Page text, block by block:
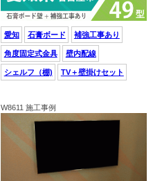
愛知 石膏ボード 補強工事あり
角度固定式金具 壁内配線
シェルフ（棚) TV＋壁掛けセット
W8611 施工事例